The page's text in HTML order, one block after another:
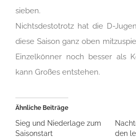
sieben.
Nichtsdestotrotz hat die D-
diese Saison ganz oben
Einzelkönner noch besser als
kann Großes entstehen.
Ähnliche Beiträge
Sieg und Niederlage zum
Saisonstart
den